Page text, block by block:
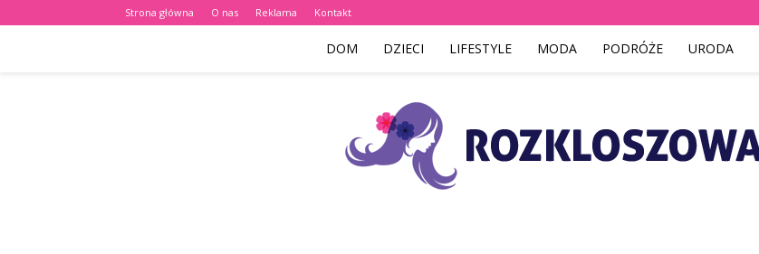
Strona główna O nas Reklama Kontakt
DOM DZIECI LIFESTYLE MODA PODRÓŻE URODA